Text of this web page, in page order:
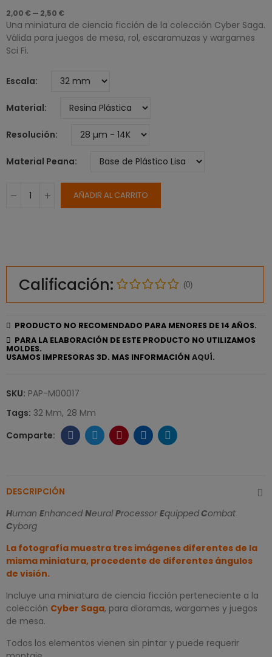
2,00 € — 2,50 €
Una miniatura de ciencia ficción de la colección Cyber Saga.
Válida para juegos de mesa, rol, escaramuzas y wargames
Sci Fi.
Escala
Material
Resolución
Material Peana
AÑADIR AL CARRITO
Calificación: (0)
PRODUCTO NO RECOMENDADO PARA MENORES DE 14 AÑOS.
PARA LA ELABORACIÓN DE ESTE PRODUCTO NO UTILIZAMOS
MOLDES.
USAMOS IMPRESORAS 3D. MAS INFORMACIÓN AQUÍ.
SKU: PAP-M00017
Tags: 32 Mm 28 Mm
DESCRIPCIÓN
Human EnhancedNeuralProcessorEquippedCombat
Cyborg
La fotografía muestra tres imágenes diferentes de la
misma miniatura, procedente de diferentes ángulos
de visión.
Incluye una miniatura de ciencia ficción perteneciente a la
colección Cyber Saga, para dioramas, wargames y juegos
de mesa.
Todos los elementos vienen sin pintar y puede requerir